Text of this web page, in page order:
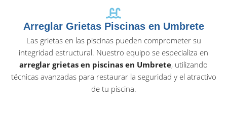
Arreglar Grietas Piscinas en Umbrete
Las grietas en las piscinas pueden comprometer su
integridad estructural. Nuestro equipo se especializa en
arreglar grietas en piscinas en Umbrete, utilizando
técnicas avanzadas para restaurar la seguridad y el atractivo
de tu piscina.